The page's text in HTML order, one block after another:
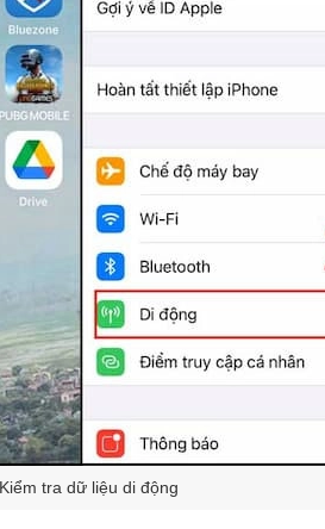
Kiểm tra dữ liệu di động